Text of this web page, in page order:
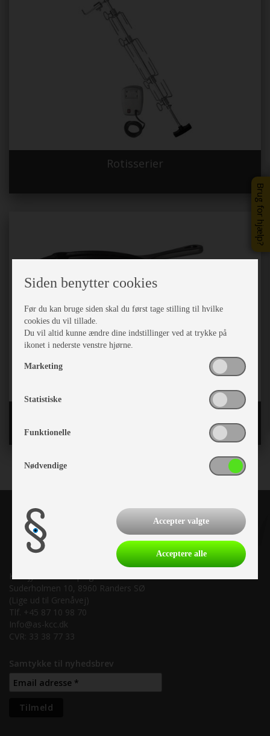
Brug for hjælp?
Rotisserier
Kronjyllands Camping Center A/S
Suderholmen 10, 8960 Randers SØ
(Lige ud til Grenåvej)
Tlf. +45 87 10 98 70
Info@as-kcc.dk
CVR: 33 38 77 33
Samtykke til nyhedsbrev
Siden benytter cookies
Før du kan bruge siden skal du først tage stilling til hvilke
cookies du vil tillade.
Du vil altid kunne ændre dine indstillinger ved at trykke på
ikonet i nederste venstre hjørne.
Marketing
Statistiske
Funktionelle
Nødvendige
Accepter valgte
Acceptere alle